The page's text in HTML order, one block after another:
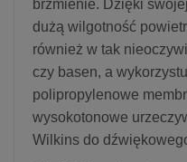
brzmienie. Dzięki
dużą wilgotność
również w tak
czy basen, a
polipropylenowe
wysokotonowe
Wilkins do